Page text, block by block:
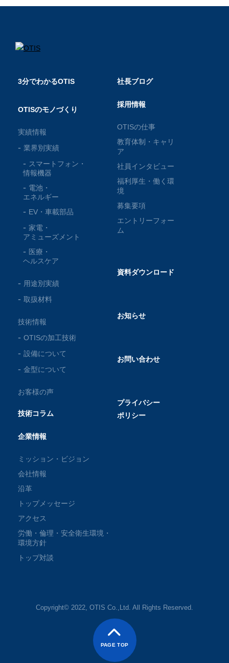
3分でわかるOTIS
OTISのモノづくり
実績情報
業界別実績
スマートフォン・
情報機器
電池・
エネルギー
EV・車載部品
家電・
アミューズメント
医療・
ヘルスケア
用途別実績
取扱材料
技術情報
OTISの加工技術
設備について
金型について
お客様の声
技術コラム
企業情報
ミッション・ビジョン
会社情報
沿革
トップメッセージ
アクセス
労働・倫理・安全衛生環境・
環境方針
トップ対談
社長ブログ
採用情報
OTISの仕事
教育体制・キャリ
ア
社員インタビュー
福利厚生・働く環
境
募集要項
エントリーフォー
ム
資料ダウンロード
お知らせ
お問い合わせ
プライバシー
ポリシー
Copyright© 2022, OTIS Co.,Ltd. All Rights Reserved.
PAGE TOP